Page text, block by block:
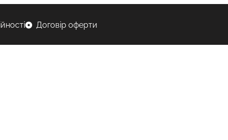
Договір оферти